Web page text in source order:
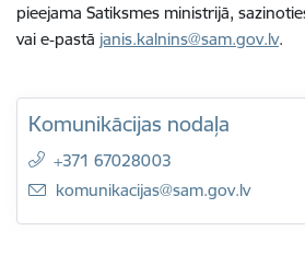
pieejama Satiksmes ministrijā,
vai e‑pastā janis.kalnins@sam.gov.lv.
Komunikācijas nodaļa
+371 67028003
E-pasts:
komunikacijas@sam.gov.lv